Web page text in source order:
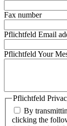
Fax number
Pflichtfeld Email
Pflichtfeld Your
Pflichtfeld
By
clicking the